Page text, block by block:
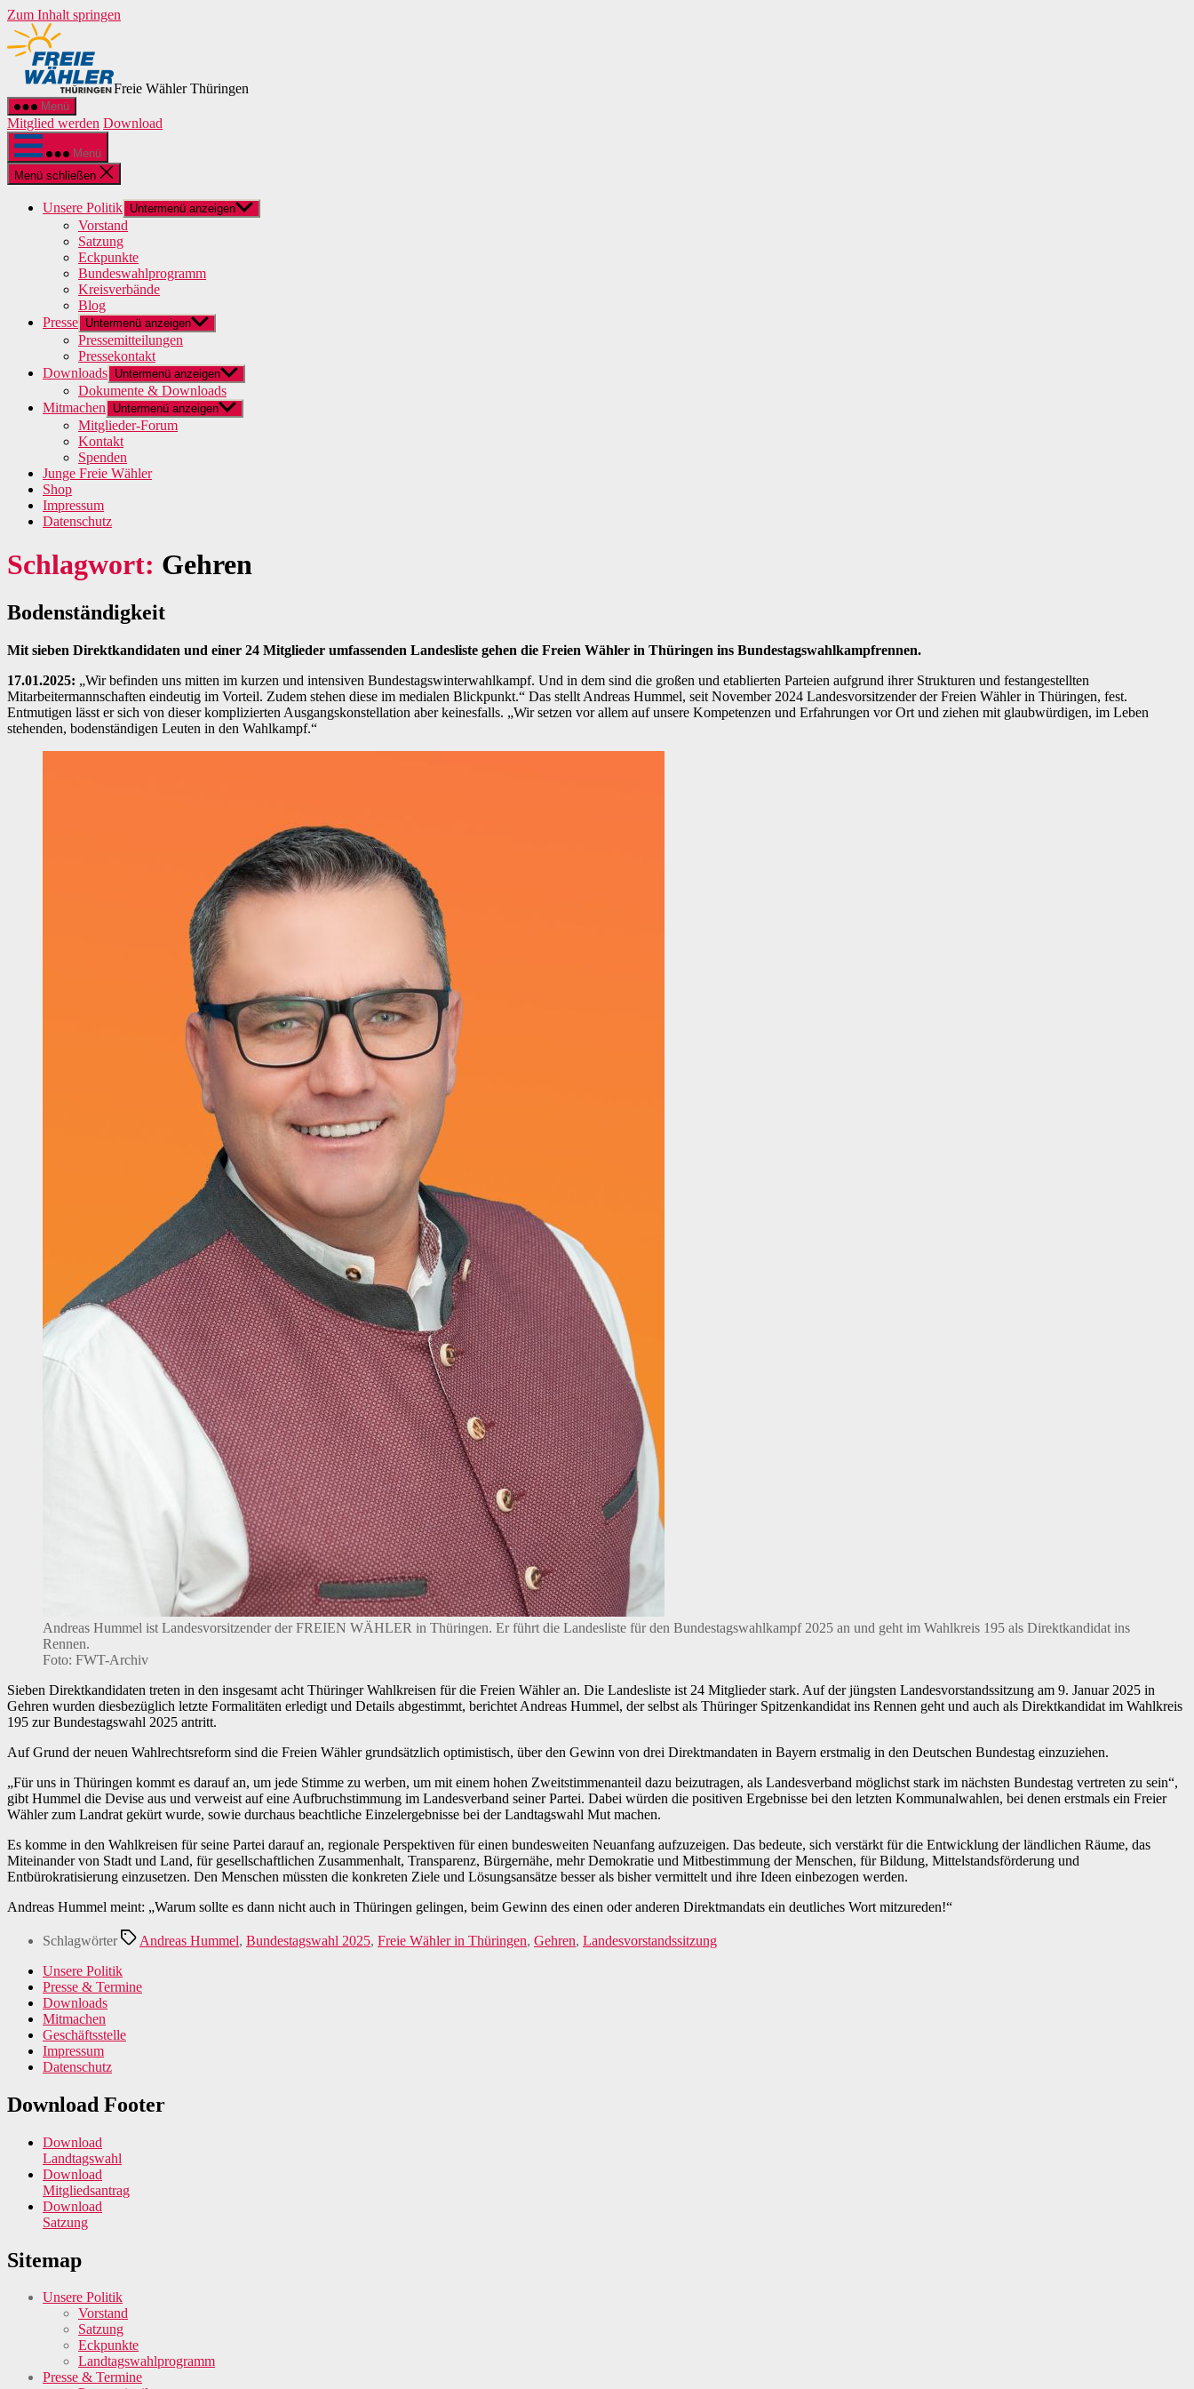
Zum Inhalt springen
Freie Wähler Thüringen
Menü
Mitglied werden Download
Menü
Menü schließen
Unsere Politik Untermenü anzeigen
Vorstand
Satzung
Eckpunkte
Bundeswahlprogramm
Kreisverbände
Blog
Presse Untermenü anzeigen
Pressemitteilungen
Pressekontakt
Downloads Untermenü anzeigen
Dokumente & Downloads
Mitmachen
Untermenü anzeigen
Mitglieder-Forum
Kontakt
Spenden
Junge Freie Wähler
Shop
Impressum
Datenschutz
Schlagwort: Gehren
Bodenständigkeit
Mit sieben Direktkandidaten und einer 24 Mitglieder umfassenden Landesliste gehen die Freien Wähler in Thüringen ins Bundestagswahlkampfrennen.
17.01.2025: „Wir befinden uns mitten im kurzen und intensiven Bundestagswinterwahlkampf. Und in dem sind die großen und etablierten Parteien aufgrund ihrer Strukturen und festangestellten
Mitarbeitermannschaften eindeutig im Vorteil. Zudem stehen diese im medialen Blickpunkt.“ Das stellt Andreas Hummel, seit November 2024 Landesvorsitzender der Freien Wähler in Thüringen, fest.
Entmutigen lässt er sich von dieser komplizierten Ausgangskonstellation aber keinesfalls. „Wir setzen vor allem auf unsere Kompetenzen und Erfahrungen vor Ort und ziehen mit glaubwürdigen, im Leben
stehenden, bodenständigen Leuten in den Wahlkampf.“
Andreas Hummel ist Landesvorsitzender der FREIEN WÄHLER in Thüringen. Er führt die Landesliste für den Bundestagswahlkampf 2025 an und geht im Wahlkreis 195 als Direktkandidat ins
Rennen.
Foto: FWT-Archiv
Sieben Direktkandidaten treten in den insgesamt acht Thüringer Wahlkreisen für die Freien Wähler an. Die Landesliste ist 24 Mitglieder stark. Auf der jüngsten Landesvorstandssitzung am 9. Januar 2025 in
Gehren wurden diesbezüglich letzte Formalitäten erledigt und Details abgestimmt, berichtet Andreas Hummel, der selbst als Thüringer Spitzenkandidat ins Rennen geht und auch als Direktkandidat im Wahlkreis
195 zur Bundestagswahl 2025 antritt.
Auf Grund der neuen Wahlrechtsreform sind die Freien Wähler grundsätzlich optimistisch, über den Gewinn von drei Direktmandaten in Bayern erstmalig in den Deutschen Bundestag einzuziehen.
„Für uns in Thüringen kommt es darauf an, um jede Stimme zu werben, um mit einem hohen Zweitstimmenanteil dazu beizutragen, als Landesverband möglichst stark im nächsten Bundestag vertreten zu sein“,
gibt Hummel die Devise aus und verweist auf eine Aufbruchstimmung im Landesverband seiner Partei. Dabei würden die positiven Ergebnisse bei den letzten Kommunalwahlen, bei denen erstmals ein Freier
Wähler zum Landrat gekürt wurde, sowie durchaus beachtliche Einzelergebnisse bei der Landtagswahl Mut machen.
Es komme in den Wahlkreisen für seine Partei darauf an, regionale Perspektiven für einen bundesweiten Neuanfang aufzuzeigen. Das bedeute, sich verstärkt für die Entwicklung der ländlichen Räume, das
Miteinander von Stadt und Land, für gesellschaftlichen Zusammenhalt, Transparenz, Bürgernähe, mehr Demokratie und Mitbestimmung der Menschen, für Bildung, Mittelstandsförderung und
Entbürokratisierung einzusetzen. Den Menschen müssten die konkreten Ziele und Lösungsansätze besser als bisher vermittelt und ihre Ideen einbezogen werden.
Andreas Hummel meint: „Warum sollte es dann nicht auch in Thüringen gelingen, beim Gewinn des einen oder anderen Direktmandats ein deutliches Wort mitzureden!“
Schlagwörter Andreas Hummel, Bundestagswahl 2025, Freie Wähler in Thüringen, Gehren, Landesvorstandssitzung
Unsere Politik
Presse & Termine
Downloads
Mitmachen
Geschäftsstelle
Impressum
Datenschutz
Download Footer
Download
Landtagswahl
Download
Mitgliedsantrag
Download
Satzung
Sitemap
Unsere Politik
Vorstand
Satzung
Eckpunkte
Landtagswahlprogramm
Presse & Termine